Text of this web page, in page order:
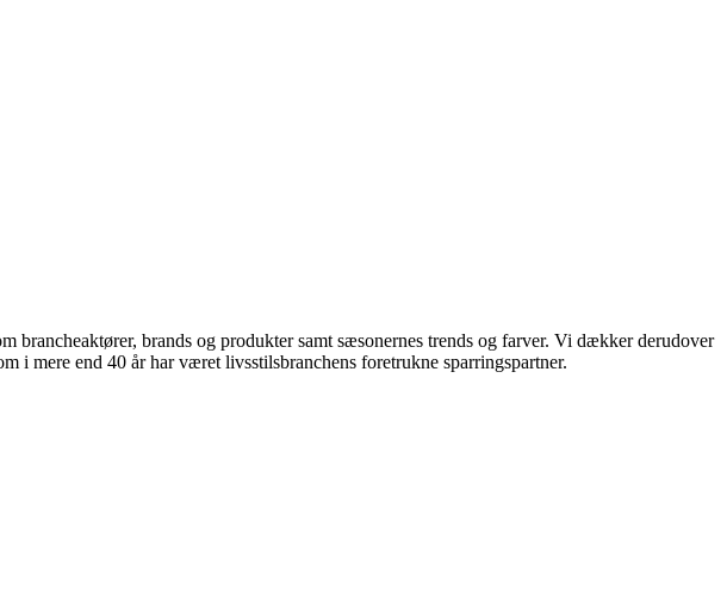
brands og produkter samt sæsonernes trends og farver. Vi dækker derudover
i mere end 40 år har været livsstilsbranchens foretrukne sparringspartner.